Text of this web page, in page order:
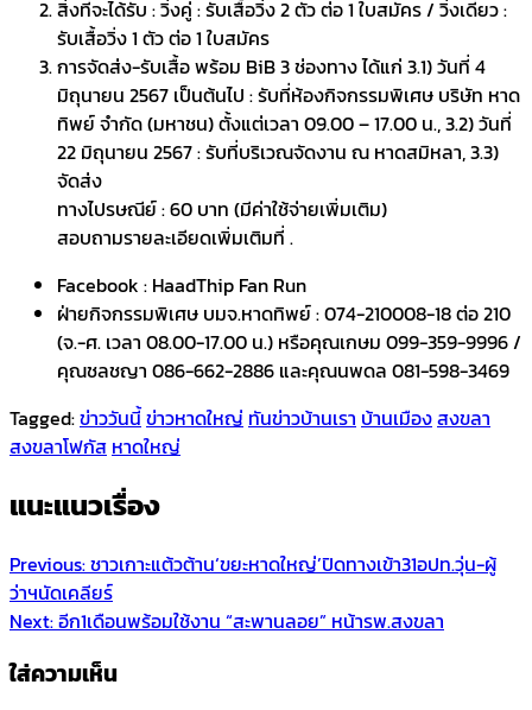
สิ่งที่จะได้รับ : วิ่งคู่ : รับเสื้อวิ่ง 2 ตัว ต่อ 1 ใบสมัคร / วิ่งเดี่ยว :
รับเสื้อวิ่ง 1 ตัว ต่อ 1 ใบสมัคร
การจัดส่ง-รับเสื้อ พร้อม BiB 3 ช่องทาง ได้แก่ 3.1) วันที่ 4
มิถุนายน 2567 เป็นต้นไป : รับที่ห้องกิจกรรมพิเศษ บริษัท หาด
ทิพย์ จำกัด (มหาชน) ตั้งแต่เวลา 09.00 – 17.00 น., 3.2) วันที่
22 มิถุนายน 2567 : รับที่บริเวณจัดงาน ณ หาดสมิหลา, 3.3)
จัดส่ง
ทางไปรษณีย์ : 60 บาท (มีค่าใช้จ่ายเพิ่มเติม)
สอบถามรายละเอียดเพิ่มเติมที่ .
Facebook : HaadThip Fan Run
ฝ่ายกิจกรรมพิเศษ บมจ.หาดทิพย์ : 074-210008-18 ต่อ 210
(จ.-ศ. เวลา 08.00-17.00 น.) หรือคุณเกษม 099-359-9996 /
คุณชลชญา 086-662-2886 และคุณนพดล 081-598-3469
Tagged:ข่าววันนี้ข่าวหาดใหญ่ ทันข่าวบ้านเรา บ้านเมืองสงขลา
สงขลาโฟกัส หาดใหญ่
แนะแนวเรื่อง
Previous:ชาวเกาะแต้วต้าน‘ขยะหาดใหญ่’ปิดทางเข้า31อปท.วุ่น-ผู้
ว่าฯนัดเคลียร์
Next:อีก1เดือนพร้อมใช้งาน “สะพานลอย” หน้ารพ.สงขลา
ใส่ความเห็น